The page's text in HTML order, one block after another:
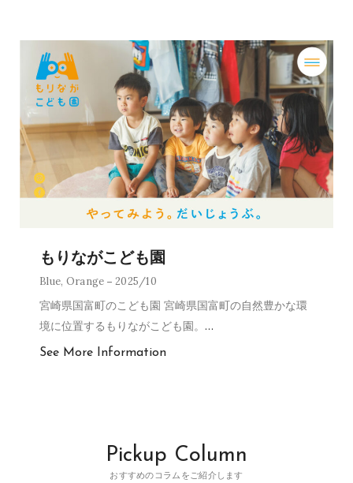
もりながこども園
Blue, Orange 2025/10
宮崎県国富町のこども園 宮崎県国富町の自然豊かな環
境に位置するもりながこども園。 …
See More Information
Pickup Column
おすすめのコラムをご紹介します